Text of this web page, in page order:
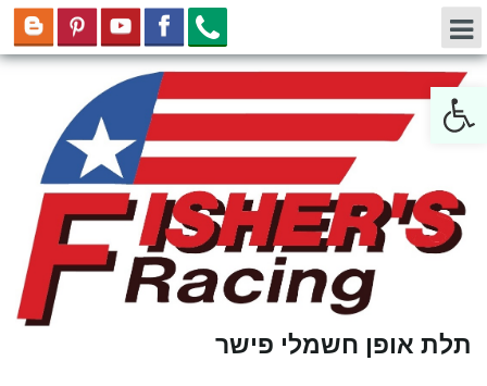
תלת אופן חשמלי פישר